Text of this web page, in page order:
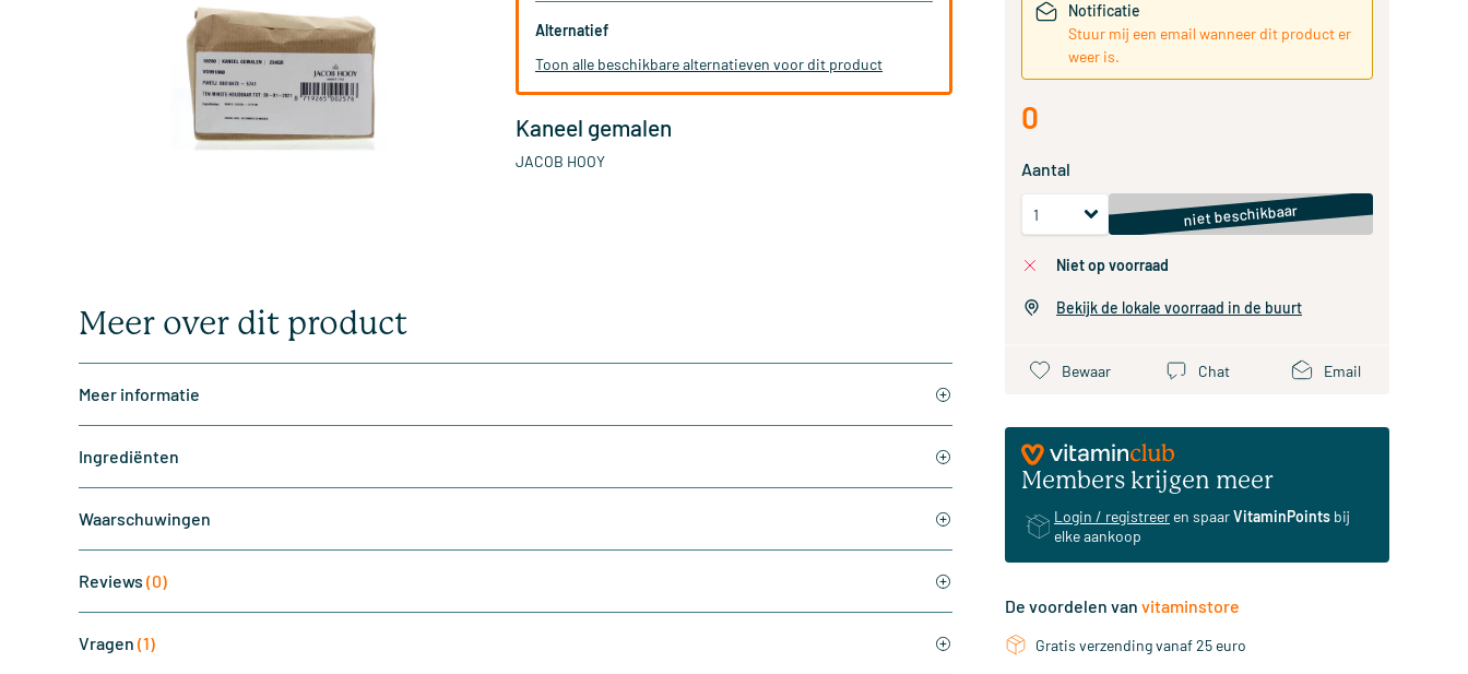
Alternatief
Toon alle beschikbare alternatieven voor dit product
Kaneel gemalen
JACOB HOOY
Meer over dit product
Meer informatie
Ingrediënten
Waarschuwingen
Reviews (0)
Vragen (1)
Notificatie
Stuur mij een email wanneer dit product er
weer is.
0
Aantal
niet beschikbaar
niet op voorraad
Bekijk de lokale voorraad in de buurt
Bewaar Chat Email
Members krijgen meer
Login / registreer en spaarVitaminPoints bij
elke aankoop
De voordelen van vitaminstore
Gratis verzending vanaf 25 euro